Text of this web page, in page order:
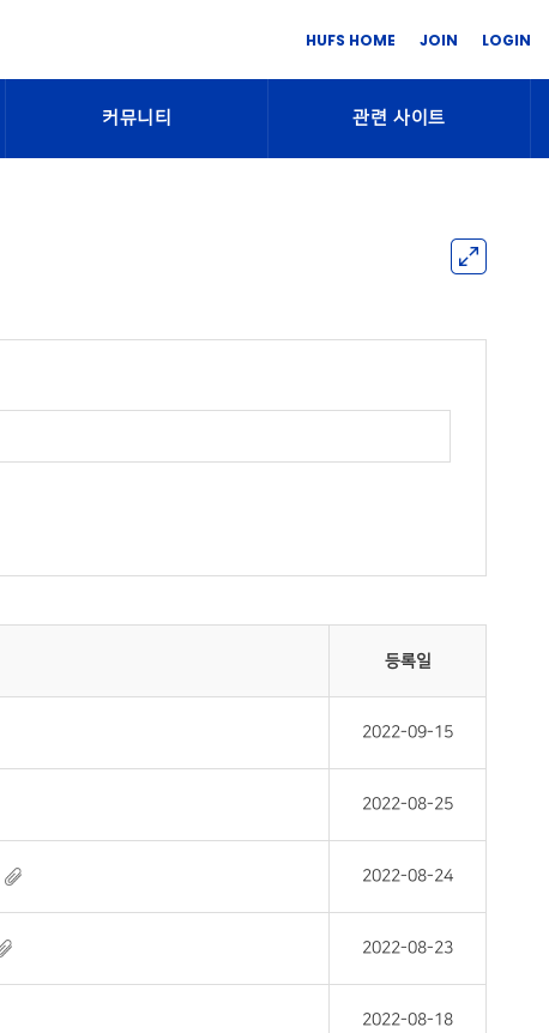
HUFS HOME JOIN LOGIN
커뮤니티 관련 사이트
등록일
2022-09-15
2022-08-25
2022-08-24
2022-08-23
2022-08-18